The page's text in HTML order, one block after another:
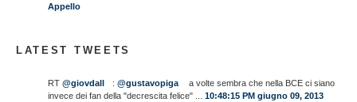
Appello
LATEST TWEETS
RT @giovdall : @gustavopiga
a volte sembra che nella BCE ci siano
invece dei fan della "decrescita felice" ...
10:48:15 PM giugno 09, 2013